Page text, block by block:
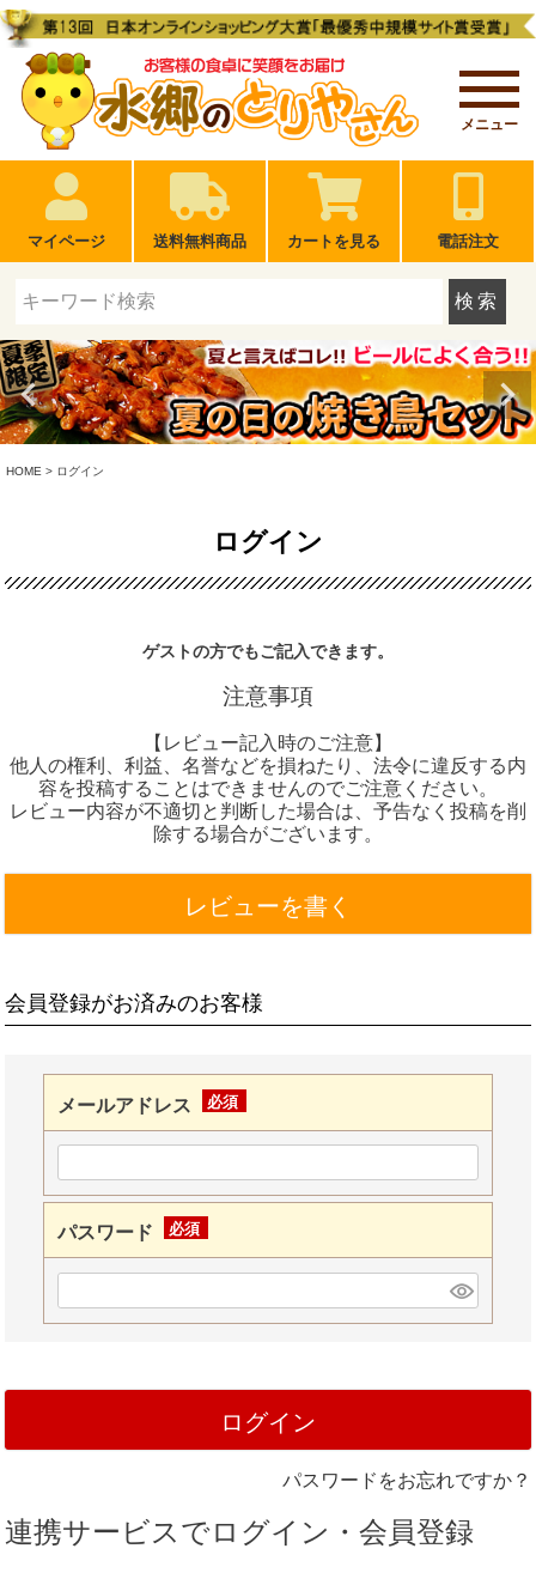
メニュー
マイページ 送料無料商品 カートを見る 電話注文
検索
HOME ログイン
ログイン
ゲストの方でもご記入できます。
注意事項
【レビュー記入時のご注意】
他人の権利、利益、名誉などを損ねたり、法令に違反する内
容を投稿することはできませんのでご注意ください。
レビュー内容が不適切と判断した場合は、予告なく投稿を削
除する場合がございます。
レビューを書く
会員登録がお済みのお客様
メールアドレス
須)
パスワード
須)
ログイン
パスワードをお忘れですか？
連携サービスでログイン・会員登録